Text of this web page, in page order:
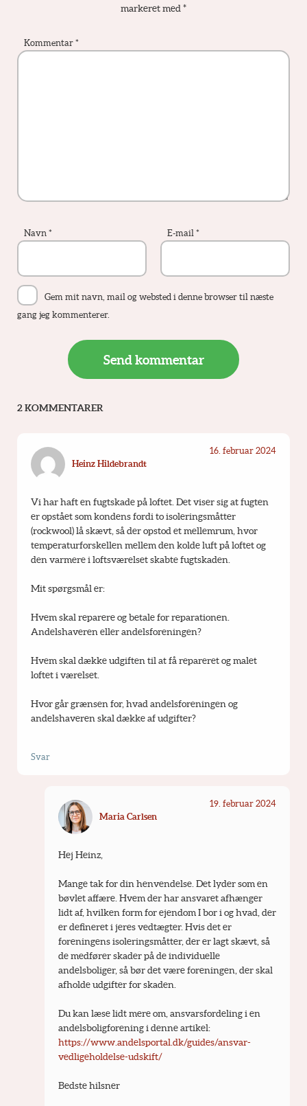
markeret med *
Kommentar *
Navn * E-mail *
Gem mit navn, mail og websted i denne browser til næste
gang jeg kommenterer.
2 KOMMENTARER
Heinz Hildebrandt
16. februar 2024
Vi har haft en fugtskade på loftet. Det viser sig at fugten
er opstået som kondens fordi to isoleringsmåtter
(rockwool) lå skævt, så der opstod et mellemrum, hvor
temperaturforskellen mellem den kolde luft på loftet og
den varmere i loftsværelset skabte fugtskaden.
Mit spørgsmål er:
Hvem skal reparere og betale for reparationen.
Andelshaveren eller andelsforeningen?
Hvem skal dække udgiften til at få repareret og malet
loftet i værelset.
Hvor går grænsen for, hvad andelsforeningen og
andelshaveren skal dække af udgifter?
Svar
Maria Carlsen
19. februar 2024
Hej Heinz,
Mange tak for din henvendelse. Det lyder som en
bøvlet affære. Hvem der har ansvaret afhænger
lidt af, hvilken form for ejendom I bor i og hvad, der
er defineret i jeres vedtægter. Hvis det er
foreningens isoleringsmåtter, der er lagt skævt, så
de medfører skader på de individuelle
andelsboliger, så bør det være foreningen, der skal
afholde udgifter for skaden.
Du kan læse lidt mere om, ansvarsfordeling i en
andelsboligforening i denne artikel:
https://www.andelsportal.dk/guides/ansvar-
vedligeholdelse-udskift/
Bedste hilsner